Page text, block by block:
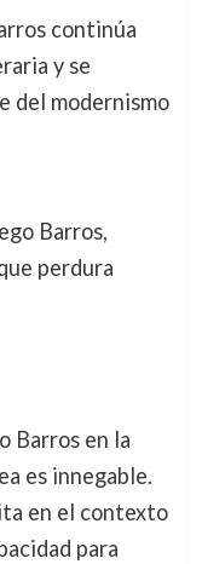
continúa
y se
del modernismo
Barros,
perdura
Barros en la
es innegable.
en el contexto
para